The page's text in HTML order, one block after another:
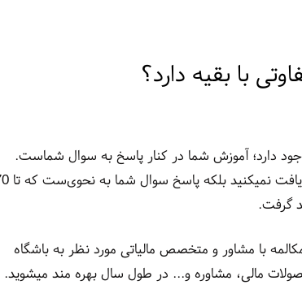
با بقیه دارد؟
دارد؛ آموزش شما در کنار پاسخ به سوال شماست.
پاسخ سوالتان را دریافت
گرفت.
با مشاور و متخصص مالیاتی مورد نظر به باشگاه
مالی، مشاوره و... در طول سال بهره مند میشوید.